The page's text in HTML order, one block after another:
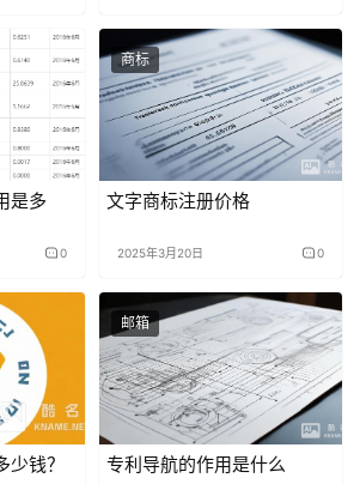
钱
格究竟
全套需
全套的
，拿下
钱？，
？，
多少
是多
0
商标
文字商标注册价格
2025年3月20日 0
钱？
邮箱
专利导航的作用是什么